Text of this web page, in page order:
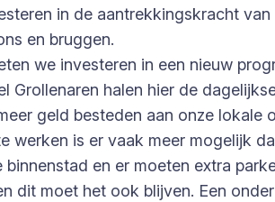
in de aantrekkingskracht
en bruggen.
we investeren in een nieuw
Grollenaren halen hier de
geld besteden aan onze lokale
werken is er vaak meer mogelijk
en er moeten extra
dit moet het ook blijven. Een